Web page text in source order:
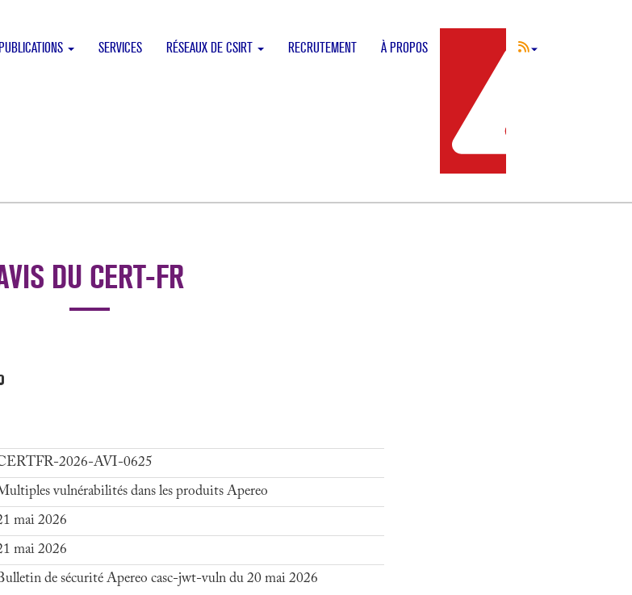
PUBLICATIONS SERVICES RÉSEAUX DE CSIRT RECRUTEMENT À PROPOS
DU CERT-FR
2026-AVI-0625
vulnérabilités dans les produits Apereo
mai 2026
mai 2026
de sécurité Apereo casc-jwt-vuln du 20 mai 2026